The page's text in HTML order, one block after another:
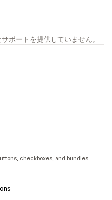
ポートを提供していません。
checkboxes, and bundles